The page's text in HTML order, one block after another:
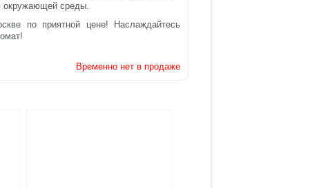
окружающей среды.
по приятной цене! Наслаждайтесь
Временно нет в продаже